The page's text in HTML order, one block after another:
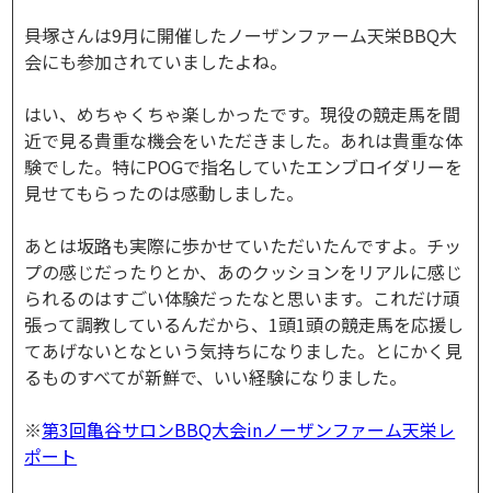
――貝塚さんは9月に開催したノーザンファーム天栄BBQ大
会にも参加されていましたよね。
はい、めちゃくちゃ楽しかったです。現役の競走馬を間
近で見る貴重な機会をいただきました。あれは貴重な体
験でした。特にPOGで指名していたエンブロイダリーを
見せてもらったのは感動しました。
あとは坂路も実際に歩かせていただいたんですよ。チッ
プの感じだったりとか、あのクッションをリアルに感じ
られるのはすごい体験だったなと思います。これだけ頑
張って調教しているんだから、1頭1頭の競走馬を応援し
てあげないとなという気持ちになりました。とにかく見
るものすべてが新鮮で、いい経験になりました。
※第3回亀谷サロンBBQ大会inノーザンファーム天栄レ
ポート